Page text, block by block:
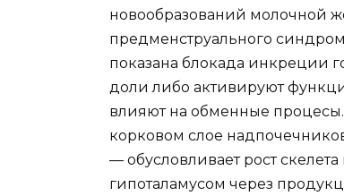
новообразований молочной
предменструального
показана блокада инкреции
доли либо активируют
влияют на обменные процесы.
корковом слое
— обусловливает рост
гипоталамусом через